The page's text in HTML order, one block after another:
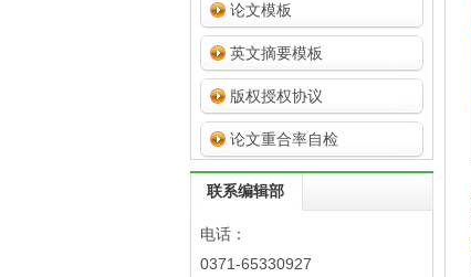
论文模板
英文摘要模板
版权授权协议
论文重合率自检
联系编辑部
电话：
0371-65330927